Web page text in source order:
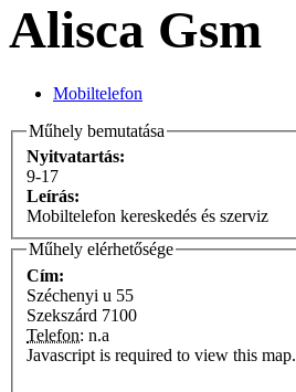
Alisca Gsm
Mobiltelefon
Műhely bemutatása
Nyitvatartás:
9-17
Leírás:
Mobiltelefon kereskedés és szerviz
Műhely elérhetősége
Cím:
Széchenyi u 55
Szekszárd 7100
Telefon: n.a
Javascript is required to view this map.